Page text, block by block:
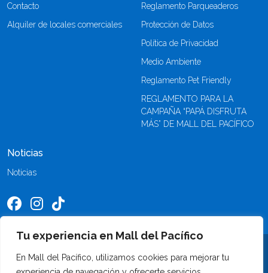
Tu experiencia en Mall del Pacífico
En Mall del Pacífico, utilizamos cookies para mejorar tu
Contacto
Alquiler de locales comerciales
Reglamento Parqueaderos
Protección de Datos
Política de Privacidad
Medio Ambiente
Reglamento Pet Friendly
REGLAMENTO PARA LA
CAMPAÑA “PAPÁ DISFRUTA
MÁS” DE MALL DEL PACÍFICO
Noticias
Noticias
©2026 Mall del Pacífico. Todos los derechos reservados